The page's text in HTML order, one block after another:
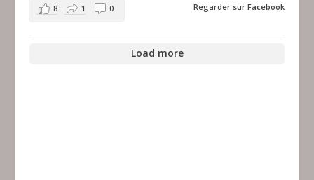
Regarder sur Facebook
8 1 0
Load more